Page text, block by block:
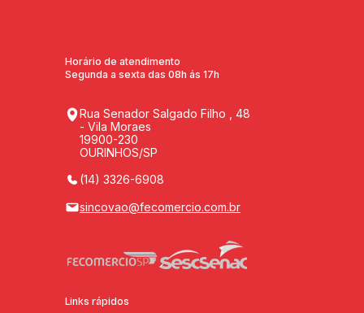
Horário de atendimento
Segunda a sexta das 08h ás 17h
Rua Senador Salgado Filho , 48
- Vila Moraes
19900-230
OURINHOS/SP
(14) 3326-6908
sincovao@fecomercio.com.br
Links rápidos